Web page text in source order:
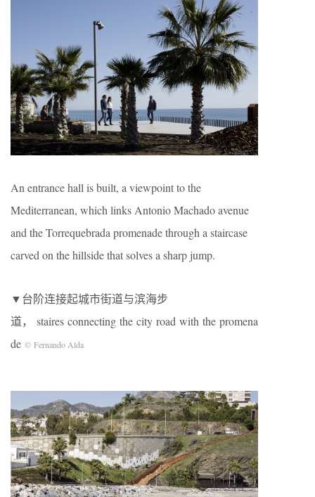
An entrance hall is built, a viewpoint to the
Mediterranean, which links Antonio Machado avenue
and the Torrequebrada promenade through a staircase
carved on the hillside that solves a sharp jump.
▼台阶连接起城市街道与滨海步
道， staires connecting the city road with the promena
de © Fernando Alda